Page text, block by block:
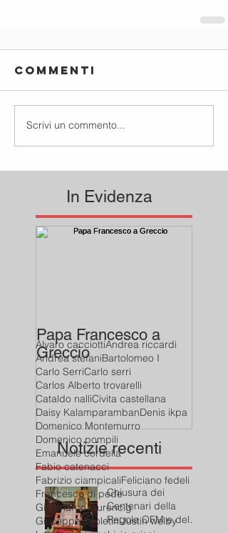
Commenti
Scrivi un commento...
In Evidenza
Papa Francesco a
Greccio
Notizie recenti
Chiusura dei
Centenari della
Regola OFM e del
Alvaro cacciottiAndrea riccardi
Andrea stefaniBartolomeo I
Carlo SerriCarlo serri
Carlos Alberto trovarelli
Cataldo nalliCivita castellana
Daisy KalamparambanDenis ikpa
Domenico Montemurro
Domenico pompili
Emanuele cordella
Fabio catenacci
Fabrizio ciampicaliFeliciano fedeli
Francesco di pede
Gianmarco laurencig
Giuseppe spoletiniJustin welby